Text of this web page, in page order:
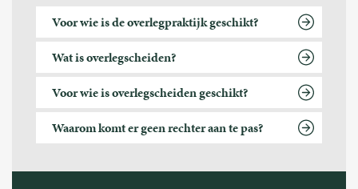
Voor wie is de overlegpraktijk geschikt?
Wat is overlegscheiden?
Voor wie is overlegscheiden geschikt?
Waarom komt er geen rechter aan te pas?